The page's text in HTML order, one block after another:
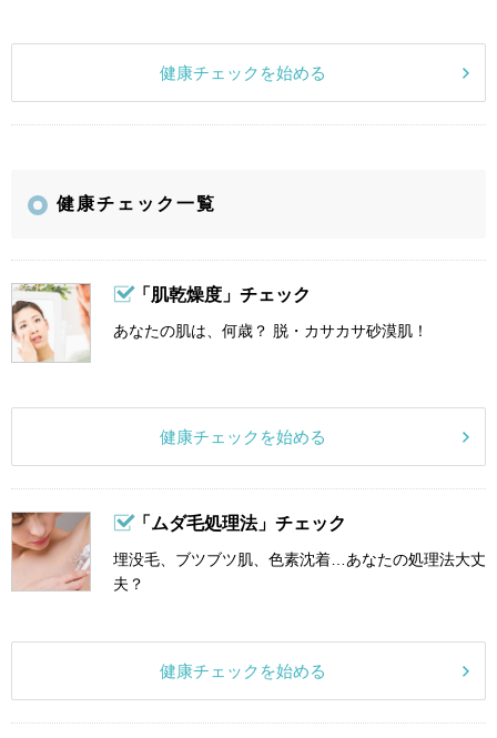
健康チェックを始める
健康チェック一覧
「肌乾燥度」チェック
あなたの肌は、何歳？ 脱・カサカサ砂漠肌！
健康チェックを始める
「ムダ毛処理法」チェック
埋没毛、ブツブツ肌、色素沈着…あなたの処理法大丈
夫？
健康チェックを始める